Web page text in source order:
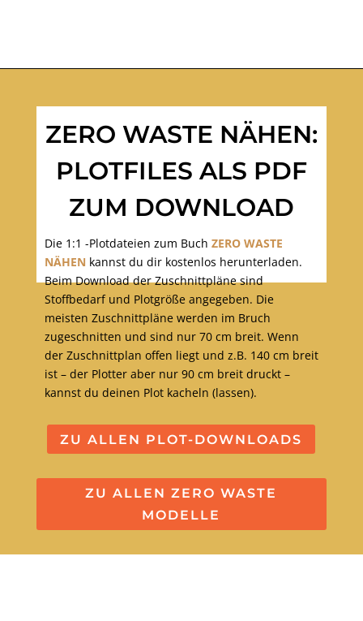
ZERO WASTE NÄHEN:
PLOTFILES ALS PDF
ZUM DOWNLOAD
Die 1:1 -Plotdateien zum Buch ZERO WASTE
NÄHEN kannst du dir kostenlos herunterladen.
Beim Download der Zuschnittpläne sind
Stoffbedarf und Plotgröße angegeben. Die
meisten Zuschnittpläne werden im Bruch
zugeschnitten und sind nur 70 cm breit. Wenn
der Zuschnittplan offen liegt und z.B. 140 cm breit
ist – der Plotter aber nur 90 cm breit druckt –
kannst du deinen Plot kacheln (lassen).
ZU ALLEN PLOT-DOWNLOADS
ZU ALLEN ZERO WASTE
MODELLE